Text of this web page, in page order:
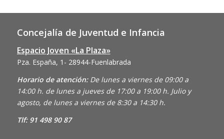
Concejalía de Juventud e Infancia
Espacio Joven «La Plaza»
Pza. España, 1- 28944-Fuenlabrada
Horario de atención: De lunes a viernes de 09:00 a
14:00 h. de lunes a jueves de 17:00 a 19:00 h. Julio y
agosto, de lunes a viernes de 8:30 a 14:30 h.
Tlf: 91 498 90 87